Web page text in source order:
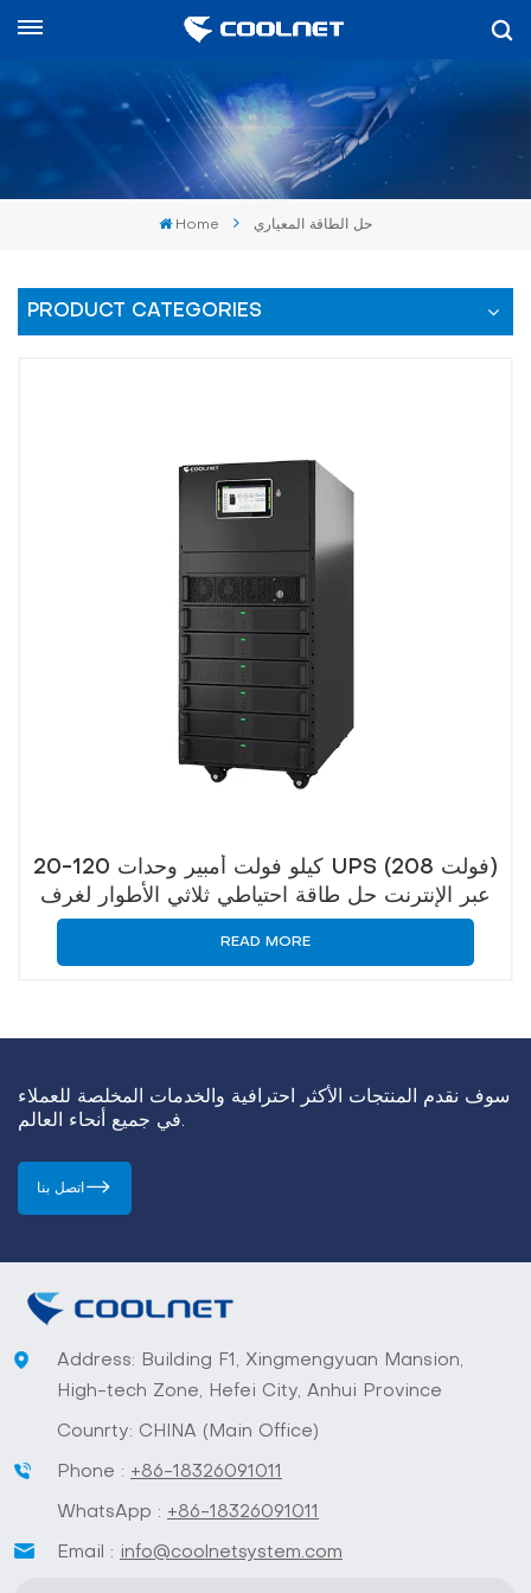
Home حل الطاقة المعياري
PRODUCT CATEGORIES
20-120 كيلو فولت أمبير وحدات UPS (208 فولت)
عبر الإنترنت حل طاقة احتياطي ثلاثي الأطوار لغرف
الخادم
READ MORE
سوف نقدم المنتجات الأكثر احترافية والخدمات المخلصة للعملاء
في جميع أنحاء العالم.
اتصل بنا
Address: Building F1, Xingmengyuan Mansion,
High-tech Zone, Hefei City, Anhui Province
Counrty: CHINA (Main Office)
Phone : +86-18326091011
WhatsApp : +86-18326091011
Email : info@coolnetsystem.com